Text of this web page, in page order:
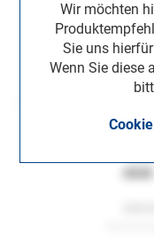
Wir möchten
Sie uns
Wenn Sie diese